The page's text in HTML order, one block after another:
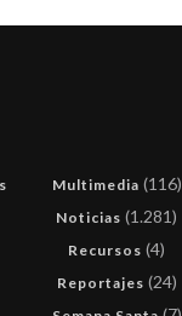
Multimedia (116)
Noticias (1.281)
Recursos (4)
Reportajes (24)